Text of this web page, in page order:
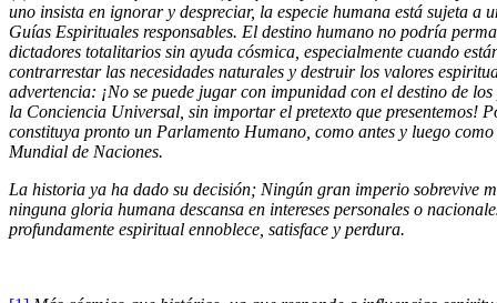
uno insista en ignorar y despreciar, la especie humana está sujeta a
Guías Espirituales responsables. El destino humano no podría
dictadores totalitarios sin ayuda cósmica, especialmente cuando
contrarrestar las necesidades naturales y destruir los valores
advertencia: ¡No se puede jugar con impunidad con el destino de
la Conciencia Universal, sin importar el pretexto que presentemos!
constituya pronto un Parlamento Humano, como antes y luego
Mundial de Naciones.
La historia ya ha dado su decisión; Ningún gran imperio sobrevive
ninguna gloria humana descansa en intereses personales o
profundamente espiritual ennoblece, satisface y perdura.